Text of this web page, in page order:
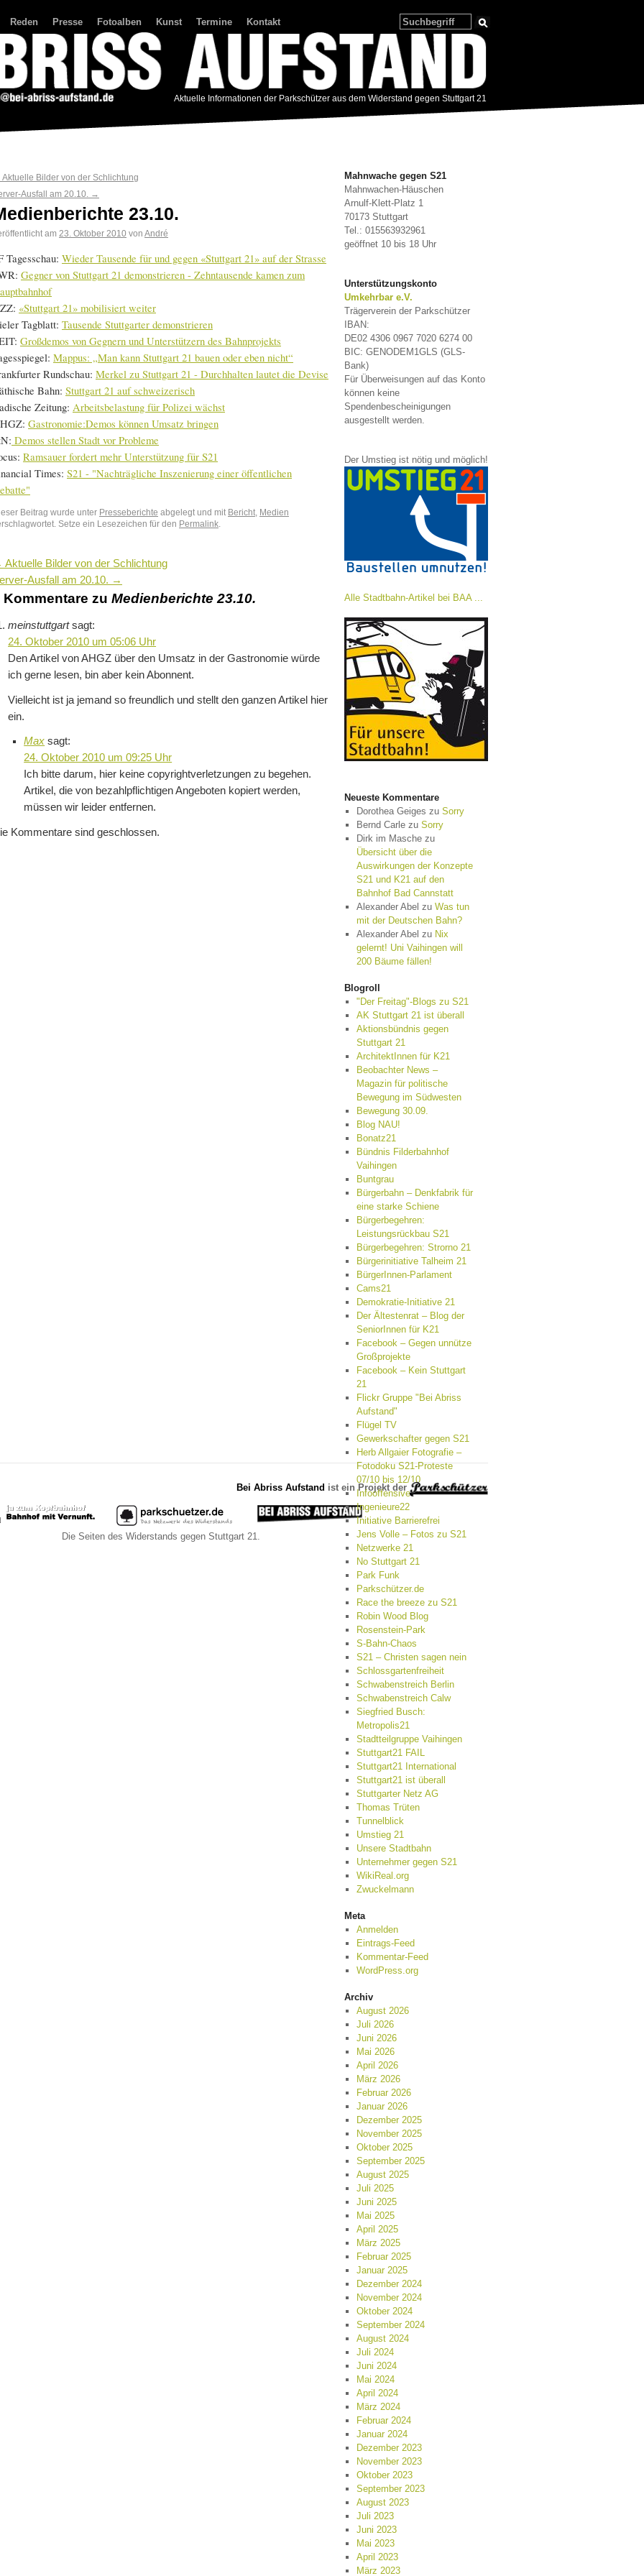
Reden Presse Fotoalben Kunst Termine Kontakt
Aktuelle Informationen der Parkschützer aus dem Widerstand gegen Stuttgart 21
Aktuelle Bilder von der Schlichtung
Ausfall am 20.10.
→
23.10.
am 23. Oktober 2010 von André
Tagesschau: Wieder Tausende für und gegen «Stuttgart 21» auf der Strasse
Gegner von Stuttgart 21 demonstrieren - Zehntausende kamen zum
«Stuttgart 21» mobilisiert weiter
Tagblatt: Tausende Stuttgarter demonstrieren
Großdemos von Gegnern und Unterstützern des Bahnprojekts
Mappus: „Man kann Stuttgart 21 bauen oder eben nicht“
Rundschau: Merkel zu Stuttgart 21 - Durchhalten lautet die Devise
Bahn: Stuttgart 21 auf schweizerisch
Zeitung: Arbeitsbelastung für Polizei wächst
Gastronomie:Demos können Umsatz bringen
Demos stellen Stadt vor Probleme
Ramsauer fordert mehr Unterstützung für S21
Times: S21 - "Nachträgliche Inszenierung einer öffentlichen
Beitrag wurde unter Presseberichte abgelegt und mit Bericht Medien
Setze ein Lesezeichen für den Permalink
Aktuelle Bilder von der Schlichtung
Ausfall am 20.10. →
Kommentare zu Medienberichte 23.10.
meinstuttgart sagt:
24. Oktober 2010 um 05:06 Uhr
Den Artikel von AHGZ über den Umsatz in der Gastronomie würde
ich gerne lesen, bin aber kein Abonnent.
Vielleicht ist ja jemand so freundlich und stellt den ganzen Artikel hier
ein.
Max sagt:
24. Oktober 2010 um 09:25 Uhr
Ich bitte darum, hier keine copyrightverletzungen zu begehen.
Artikel, die von bezahlpflichtigen Angeboten kopiert werden,
müssen wir leider entfernen.
Kommentare sind geschlossen.
Mahnwache gegen S21
Mahnwachen-Häuschen
Arnulf-Klett-Platz 1
70173 Stuttgart
Tel.: 015563932961
geöffnet 10 bis 18 Uhr
Unterstützungskonto
Umkehrbar e.V.
Trägerverein der Parkschützer
IBAN:
DE02 4306 0967 7020 6274 00
BIC: GENODEM1GLS (GLS-
Bank)
Für Überweisungen auf das Konto
können keine
Spendenbescheinigungen
ausgestellt werden.
Der Umstieg ist nötig und möglich!
Alle Stadtbahn-Artikel bei BAA ...
Neueste Kommentare
Dorothea Geiges zu Sorry
Bernd Carlezu Sorry
Dirk im Maschezu
Übersicht über die
Auswirkungen der Konzepte
S21 und K21 auf den
Bahnhof Bad Cannstatt
Alexander Abel zu Was tun
mit der Deutschen Bahn?
Alexander Abel zu Nix
gelernt! Uni Vaihingen will
200 Bäume fällen!
Blogroll
"Der Freitag"-Blogs zu S21
AK Stuttgart 21 ist überall
Aktionsbündnis gegen
Stuttgart 21
ArchitektInnen für K21
Beobachter News –
Magazin für politische
Bewegung im Südwesten
Bewegung 30.09.
Blog NAU!
Bonatz21
Bündnis Filderbahnhof
Vaihingen
Buntgrau
Bürgerbahn – Denkfabrik für
eine starke Schiene
Bürgerbegehren:
Leistungsrückbau S21
Bürgerbegehren: Strorno 21
Bürgerinitiative Talheim 21
BürgerInnen-Parlament
Cams21
Demokratie-Initiative 21
Der Ältestenrat – Blog der
SeniorInnen für K21
Facebook – Gegen unnütze
Großprojekte
Facebook – Kein Stuttgart
21
Flickr Gruppe "Bei Abriss
Aufstand"
Flügel TV
Gewerkschafter gegen S21
Herb Allgaier Fotografie –
Fotodoku S21-Proteste
07/10 bis 12/10
Infooffensive
Ingenieure22
Initiative Barrierefrei
Jens Volle – Fotos zu S21
Netzwerke 21
No Stuttgart 21
Park Funk
Parkschützer.de
Race the breeze zu S21
Robin Wood Blog
Rosenstein-Park
S-Bahn-Chaos
S21 – Christen sagen nein
Schlossgartenfreiheit
Schwabenstreich Berlin
Schwabenstreich Calw
Siegfried Busch:
Metropolis21
Stadtteilgruppe Vaihingen
Stuttgart21 FAIL
Stuttgart21 International
Stuttgart21 ist überall
Stuttgarter Netz AG
Thomas Trüten
Tunnelblick
Umstieg 21
Unsere Stadtbahn
Unternehmer gegen S21
WikiReal.org
Zwuckelmann
Meta
Anmelden
Eintrags-Feed
Kommentar-Feed
WordPress.org
Archiv
August 2026
Juli 2026
Juni 2026
Mai 2026
April 2026
März 2026
Februar 2026
Januar 2026
Dezember 2025
November 2025
Oktober 2025
September 2025
August 2025
Juli 2025
Juni 2025
Mai 2025
April 2025
März 2025
Februar 2025
Januar 2025
Dezember 2024
November 2024
Oktober 2024
September 2024
August 2024
Juli 2024
Juni 2024
Mai 2024
April 2024
März 2024
Februar 2024
Januar 2024
Dezember 2023
November 2023
Oktober 2023
September 2023
August 2023
Juli 2023
Juni 2023
Mai 2023
April 2023
März 2023
Bei Abriss Aufstand ist ein Projekt der
Die Seiten des Widerstands gegen Stuttgart 21.